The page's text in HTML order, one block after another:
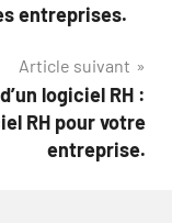
entreprises.
Article suivant
logiciel RH :
RH pour votre
entreprise.